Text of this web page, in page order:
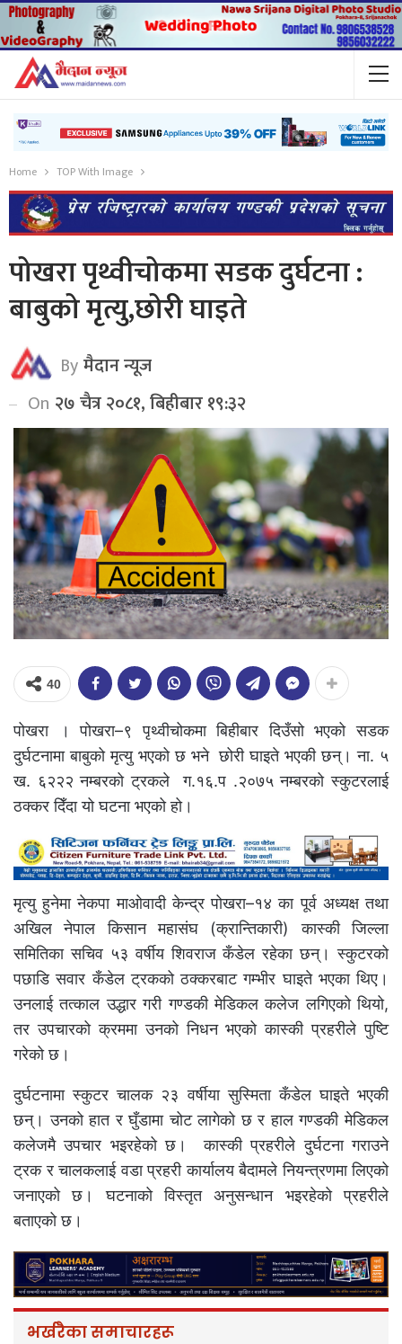
Home TOP With Image
पोखरा पृथ्वीचोकमा सडक दुर्घटना :
बाबुको मृत्यु,छोरी घाइते
Byमैदान न्यूज
On २७ चैत्र २०८१, बिहीबार १९:३२
40
पोखरा । पोखरा–९ पृथ्वीचोकमा बिहीबार दिउँसो भएको सडक
दुर्घटनामा बाबुको मृत्यु भएको छ भने छोरी घाइते भएकी छन्। ना. ५
ख. ६२२२ नम्बरको ट्रकले ग.१६.प .२०७५ नम्बरको स्कुटरलाई
ठक्कर दिँदा यो घटना भएको हो।
मृत्यु हुनेमा नेकपा माओवादी केन्द्र पोखरा–१४ का पूर्व अध्यक्ष तथा
अखिल नेपाल किसान महासंघ (क्रान्तिकारी) कास्की जिल्ला
समितिका सचिव ५३ वर्षीय शिवराज कँडेल रहेका छन्। स्कुटरको
पछाडि सवार कँडेल ट्रकको ठक्करबाट गम्भीर घाइते भएका थिए।
उनलाई तत्काल उद्धार गरी गण्डकी मेडिकल कलेज लगिएको थियो,
तर उपचारको क्रममा उनको निधन भएको कास्की प्रहरीले पुष्टि
गरेको छ।
दुर्घटनामा स्कुटर चालक २३ वर्षीया सुस्मिता कँडेल घाइते भएकी
छन्। उनको हात र घुँडामा चोट लागेको छ र हाल गण्डकी मेडिकल
कलेजमै उपचार भइरहेको छ। कास्की प्रहरीले दुर्घटना गराउने
ट्रक र चालकलाई वडा प्रहरी कार्यालय बैदामले नियन्त्रणमा लिएको
जनाएको छ। घटनाको विस्तृत अनुसन्धान भइरहेको प्रहरीले
बताएको छ।
भर्खरैका समाचारहरू